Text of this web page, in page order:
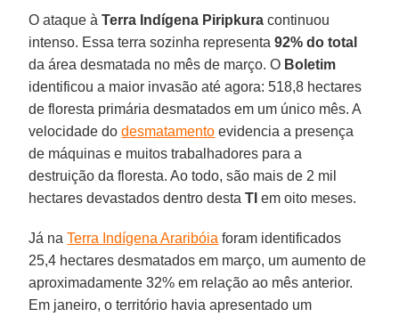
O ataque àTerra Indígena Piripkura continuou
intenso. Essa terra sozinha representa92% do total
da área desmatada no mês de março. O Boletim
identificou a maior invasão até agora: 518,8 hectares
de floresta primária desmatados em um único mês. A
velocidade dodesmatamento evidencia a presença
de máquinas e muitos trabalhadores para a
destruição da floresta. Ao todo, são mais de 2 mil
hectares devastados dentro destaTI em oito meses.
Já naTerra Indígena Araribóia foram identificados
25,4 hectares desmatados em março, um aumento de
aproximadamente 32% em relação ao mês anterior.
Em janeiro, o território havia apresentado um